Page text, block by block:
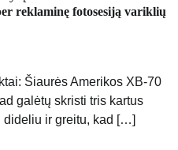
reklaminę fotosesiją variklių
Šiaurės Amerikos XB-70
galėtų skristi tris kartus
dideliu ir greitu, kad […]